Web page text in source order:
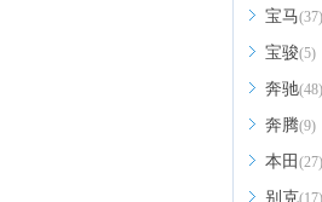
宝马(37)
宝骏(5)
奔驰(48)
奔腾(9)
本田 (27)
别克(17)